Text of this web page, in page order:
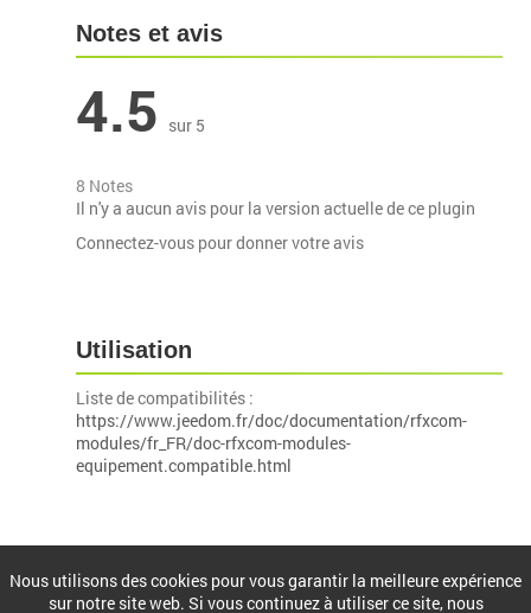
Notes et avis
4.5 sur 5
8 Notes
Il n'y a aucun avis pour la version actuelle de ce plugin
Connectez-vous pour donner votre avis
Utilisation
Liste de compatibilités :
https://www.jeedom.fr/doc/documentation/rfxcom-
modules/fr_FR/doc-rfxcom-modules-
equipement.compatible.html
Nous utilisons des cookies pour vous garantir la meilleure expérience
sur notre site web. Si vous continuez à utiliser ce site, nous